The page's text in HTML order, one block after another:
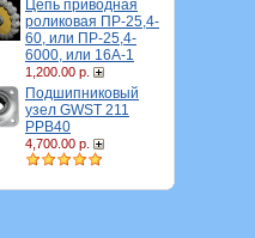
Цепь приводная
роликовая ПР-25,4-
60, или ПР-25,4-
6000, или 16A-1
1,200.00 р.
Подшипниковый
узел GWST 211
PPB40
4,700.00 р.